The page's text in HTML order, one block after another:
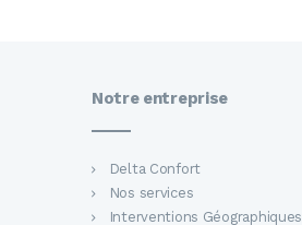
Notre entreprise
Delta Confort
Nos services
Interventions Géographiques